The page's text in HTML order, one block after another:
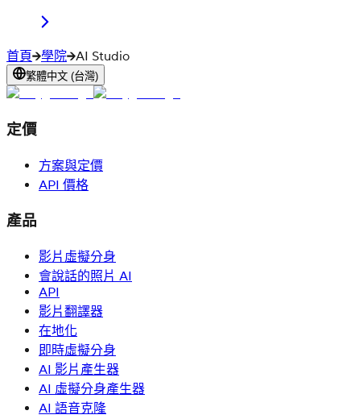
首頁 學院 AI Studio
繁體中文 (台灣)
定價
方案與定價
API 價格
產品
影片虛擬分身
會說話的照片 AI
API
影片翻譯器
在地化
即時虛擬分身
AI 影片產生器
AI 虛擬分身產生器
AI 語音克隆